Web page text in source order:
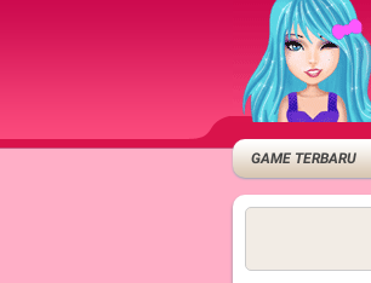
GAME TERBARU